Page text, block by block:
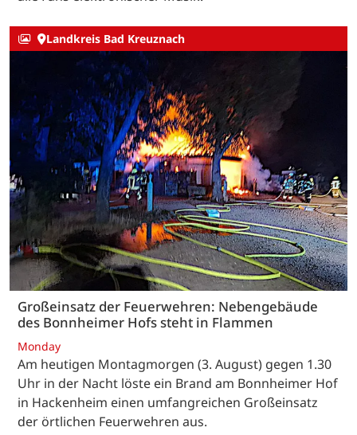
Landkreis Bad Kreuznach
Großeinsatz der Feuerwehren: Nebengebäude
des Bonnheimer Hofs steht in Flammen
Monday
Am heutigen Montagmorgen (3. August) gegen 1.30
Uhr in der Nacht löste ein Brand am Bonnheimer Hof
in Hackenheim einen umfangreichen Großeinsatz
der örtlichen Feuerwehren aus.